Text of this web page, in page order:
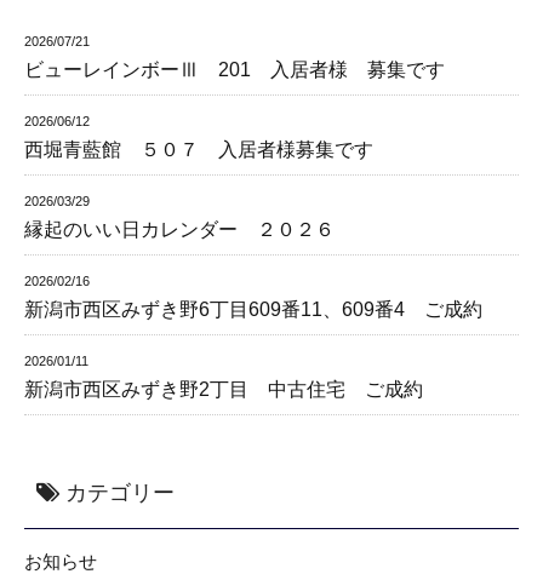
2026/07/21
ビューレインボーⅢ 201 入居者様 募集です
2026/06/12
西堀青藍館 ５０７ 入居者様募集です
2026/03/29
縁起のいい日カレンダー ２０２６
2026/02/16
新潟市西区みずき野6丁目609番11、609番4 ご成約
2026/01/11
新潟市西区みずき野2丁目 中古住宅 ご成約
カテゴリー
お知らせ